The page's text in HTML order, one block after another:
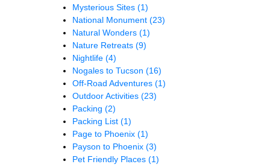
Mysterious Sites (1)
National Monument (23)
Natural Wonders (1)
Nature Retreats (9)
Nightlife (4)
Nogales to Tucson (16)
Off-Road Adventures (1)
Outdoor Activities (23)
Packing (2)
Packing List (1)
Page to Phoenix (1)
Payson to Phoenix (3)
Pet Friendly Places (1)